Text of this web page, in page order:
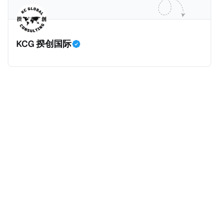
主角之一李云情。 我们在这一篇文章将会基于网上信
息，剖析整个事情的来龙去脉。 请注意，由于车银优的
案例并无公开判决信息，网上信息不一定100%准确，
我们已经尽量采纳多方信息，争取以最客观的角度来推
Cum，简单来说就是“带股息”或“含股息”。 一家上市公
司宣告了股息，但在股权登记日截止前未支付股息的期
间，就属于“带股息”。比如，中国银行在2025年12月5
日公告派股息每10股1.094元，而2025年12月10日为最
KCG 揆创国际